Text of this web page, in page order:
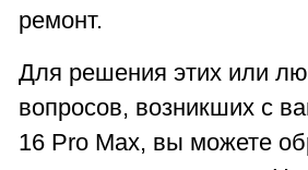
ремонт.
Для решения этих или
вопросов, возникших с
16 Pro Max, вы можете